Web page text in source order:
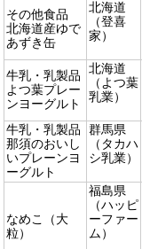
その他食品
北海道産ゆで
あずき缶
北海道
（登喜
家）
牛乳・乳製品
よつ葉プレー
ンヨーグルト
北海道
（よつ葉
乳業）
牛乳・乳製品
那須のおいし
いプレーンヨ
ーグルト
群馬県
（タカハ
シ乳業）
なめこ（大
粒）
福島県
（ハッピ
ーファー
ム）